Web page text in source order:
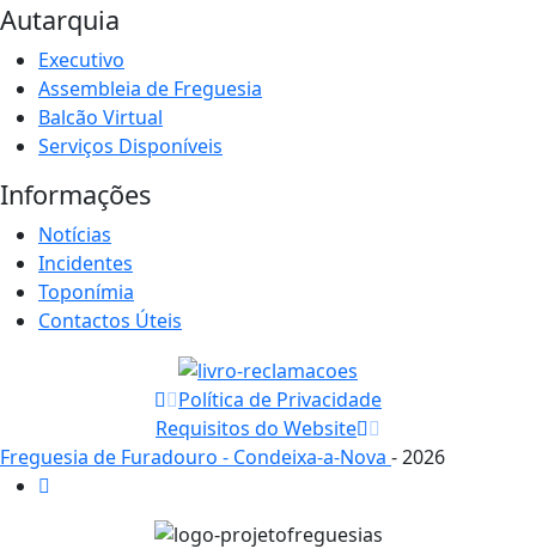
Autarquia
Executivo
Assembleia de Freguesia
Balcão Virtual
Serviços Disponíveis
Informações
Notícias
Incidentes
Toponímia
Contactos Úteis
Política de Privacidade
Requisitos do Website
Freguesia de Furadouro - Condeixa-a-Nova - 2026